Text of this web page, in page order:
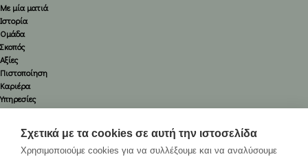
Με μία ματιά
Ιστορία
Ομάδα
Σκοπός
Αξίες
Πιστοποίηση
Καριέρα
Υπηρεσίες
Αεροπορικές
Εκθέσεων
Σχετικά με τα cookies σε αυτή την ιστοσελίδα
Χρησιμοποιούμε cookies για να συλλέξουμε και να αναλύσουμε